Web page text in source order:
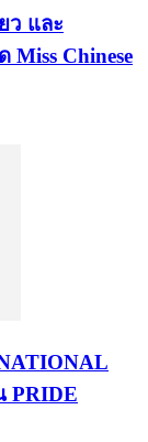
ว และ
Chinese
PRIDE